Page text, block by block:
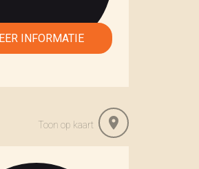
Toon op kaart